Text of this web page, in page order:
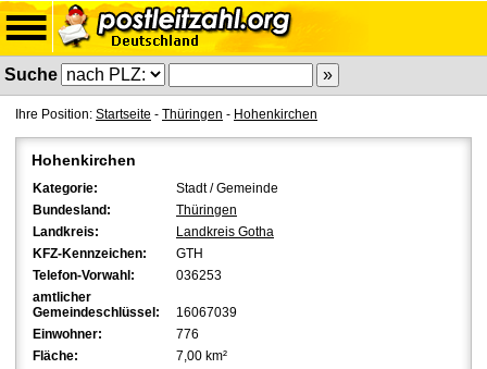
Suche
Ihre Position: Startseite - Thüringen - Hohenkirchen
Hohenkirchen
Kategorie:
Stadt / Gemeinde
Bundesland:
Thüringen
Landkreis:
Landkreis Gotha
KFZ-Kennzeichen:
GTH
Telefon-Vorwahl:
036253
amtlicher
Gemeindeschlüssel:
16067039
Einwohner:
776
Fläche:
7,00 km²